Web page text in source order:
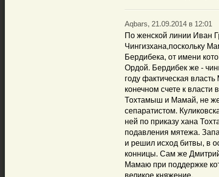
Aqbars, 21.09.2014 в 12:01
По женской линии Иван
Чингизхана,поскольку
Бердибека, от имени
Ордой. Бердибек же -
году фактическая
конечном счете к
Тохтамыш и Мамай, не
сепаратистом.
ней по приказу хана
подавления мятежа.
и решил исход битвы, в
конницы. Сам же
Мамаю при поддержке
великое княжение.